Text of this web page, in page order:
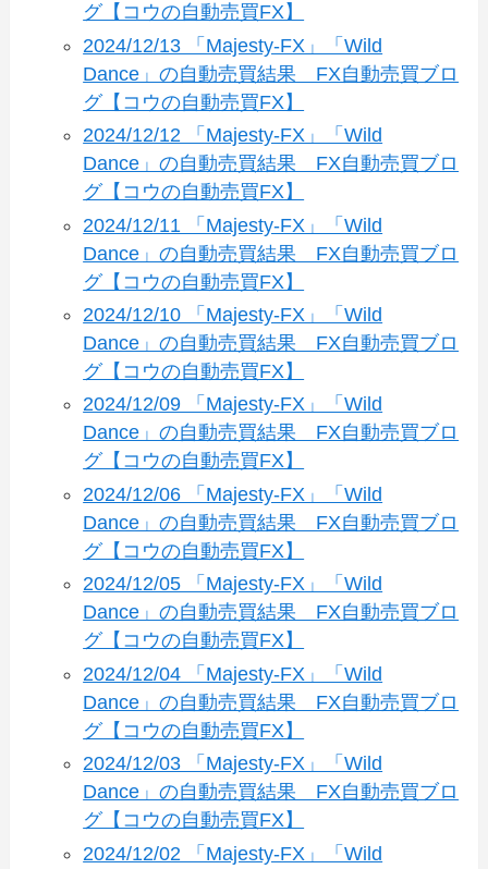
グ【コウの自動売買FX】
2024/12/13 「Majesty-FX」「Wild
Dance」の自動売買結果 FX自動売買ブロ
グ【コウの自動売買FX】
2024/12/12 「Majesty-FX」「Wild
Dance」の自動売買結果 FX自動売買ブロ
グ【コウの自動売買FX】
2024/12/11 「Majesty-FX」「Wild
Dance」の自動売買結果 FX自動売買ブロ
グ【コウの自動売買FX】
2024/12/10 「Majesty-FX」「Wild
Dance」の自動売買結果 FX自動売買ブロ
グ【コウの自動売買FX】
2024/12/09 「Majesty-FX」「Wild
Dance」の自動売買結果 FX自動売買ブロ
グ【コウの自動売買FX】
2024/12/06 「Majesty-FX」「Wild
Dance」の自動売買結果 FX自動売買ブロ
グ【コウの自動売買FX】
2024/12/05 「Majesty-FX」「Wild
Dance」の自動売買結果 FX自動売買ブロ
グ【コウの自動売買FX】
2024/12/04 「Majesty-FX」「Wild
Dance」の自動売買結果 FX自動売買ブロ
グ【コウの自動売買FX】
2024/12/03 「Majesty-FX」「Wild
Dance」の自動売買結果 FX自動売買ブロ
グ【コウの自動売買FX】
2024/12/02 「Majesty-FX」「Wild